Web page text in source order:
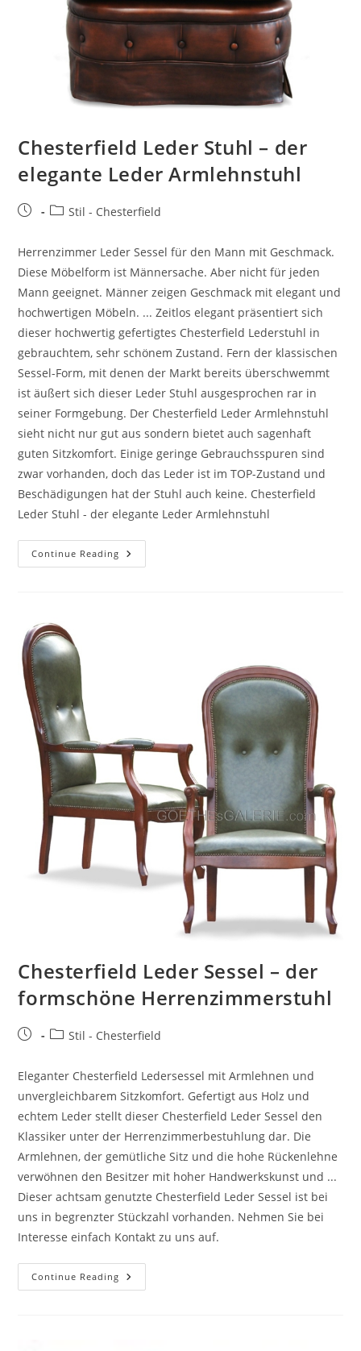
Chesterfield Leder Stuhl – der
elegante Leder Armlehnstuhl
Stil - Chesterfield
Herrenzimmer Leder Sessel für den Mann mit Geschmack.
Diese Möbelform ist Männersache. Aber nicht für jeden
Mann geeignet. Männer zeigen Geschmack mit elegant und
hochwertigen Möbeln. ... Zeitlos elegant präsentiert sich
dieser hochwertig gefertigtes Chesterfield Lederstuhl in
gebrauchtem, sehr schönem Zustand. Fern der klassischen
Sessel-Form, mit denen der Markt bereits überschwemmt
ist äußert sich dieser Leder Stuhl ausgesprochen rar in
seiner Formgebung. Der Chesterfield Leder Armlehnstuhl
sieht nicht nur gut aus sondern bietet auch sagenhaft
guten Sitzkomfort. Einige geringe Gebrauchsspuren sind
zwar vorhanden, doch das Leder ist im TOP-Zustand und
Beschädigungen hat der Stuhl auch keine. Chesterfield
Leder Stuhl - der elegante Leder Armlehnstuhl
Continue Reading
Chesterfield Leder Sessel – der
formschöne Herrenzimmerstuhl
Stil - Chesterfield
Eleganter Chesterfield Ledersessel mit Armlehnen und
unvergleichbarem Sitzkomfort. Gefertigt aus Holz und
echtem Leder stellt dieser Chesterfield Leder Sessel den
Klassiker unter der Herrenzimmerbestuhlung dar. Die
Armlehnen, der gemütliche Sitz und die hohe Rückenlehne
verwöhnen den Besitzer mit hoher Handwerkskunst und ...
Dieser achtsam genutzte Chesterfield Leder Sessel ist bei
uns in begrenzter Stückzahl vorhanden. Nehmen Sie bei
Interesse einfach Kontakt zu uns auf.
Continue Reading